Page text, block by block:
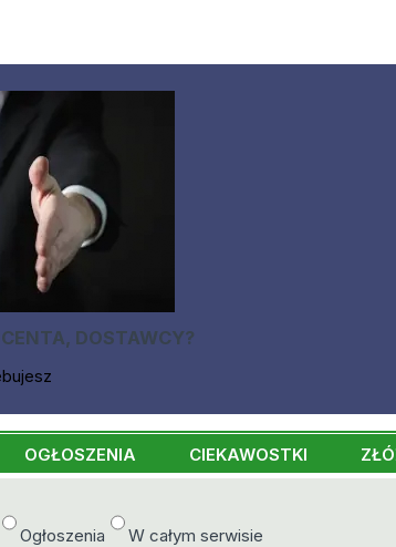
DOSTAWCY?
OGŁOSZENIA CIEKAWOSTKI
Ogłoszenia W całym serwisie